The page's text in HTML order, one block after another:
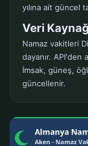
yılına ait güncel
Veri
Namaz vakitleri
dayanır. API'den
İmsak, güneş,
güncellenir.